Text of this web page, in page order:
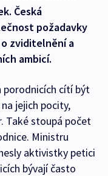
Česká
požadavky
zviditelnění a
ambicí.
porodnicích cítí být
jejich pocity,
Také stoupá počet
Ministru
aktivistky petici
bývají často